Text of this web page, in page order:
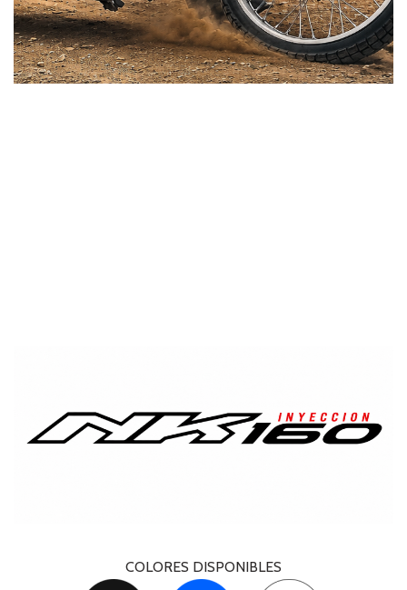
COLORES DISPONIBLES